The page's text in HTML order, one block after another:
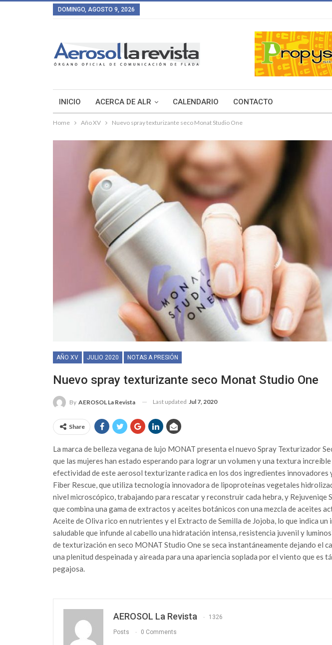
DOMINGO, AGOSTO 9, 2026
INICIO ACERCA DE ALR CALENDARIO CONTACTO
Home Año XV Nuevo spray texturizante seco Monat Studio One
AÑO XV JULIO 2020 NOTAS A PRESIÓN
Nuevo spray texturizante seco Monat Studio One
By AEROSOL La Revista Last updated Jul 7, 2020
Share
La marca de belleza vegana de lujo MONAT presenta el nuevo Spray Texturizador
que las mujeres han estado esperando para lograr un volumen y una textura
efectividad de este aerosol texturizante radica en los dos ingredientes innovadores
Fiber Rescue, que utiliza tecnología innovadora de lipoproteínas vegetales
nivel microscópico, trabajando para rescatar y reconstruir cada hebra, y Rejuveniqe
que combina una gama de extractos y aceites botánicos con una mezcla de aceites
Aceite de Oliva rico en nutrientes y el Extracto de Semilla de Jojoba, lo que indica un
saludable que infunde al cabello una hidratación intensa, resistencia juvenil y
de texturización en seco MONAT Studio One se seca instantáneamente dejando el
una plenitud despeinada y aireada para una apariencia soplada por el viento que es
pegajosa.
AEROSOL La Revista 1326
Posts 0 Comments